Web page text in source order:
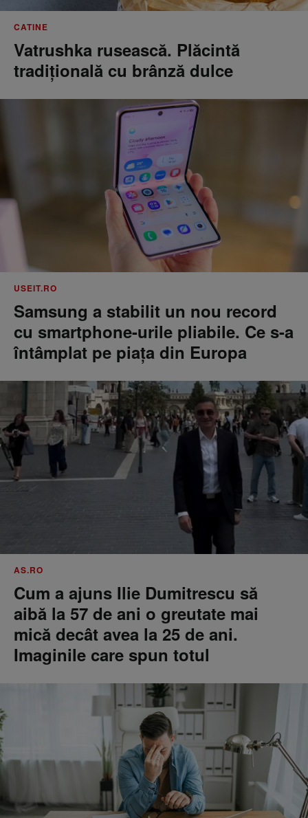
CATINE
Vatrushka rusească. Plăcintă
tradițională cu brânză dulce
USEIT.RO
Samsung a stabilit un nou record
cu smartphone-urile pliabile. Ce s-a
întâmplat pe piața din Europa
AS.RO
Cum a ajuns Ilie Dumitrescu să
aibă la 57 de ani o greutate mai
mică decât avea la 25 de ani.
Imaginile care spun totul